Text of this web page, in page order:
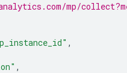
mp/
,
,